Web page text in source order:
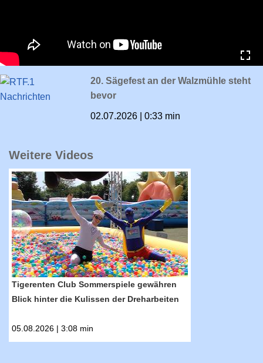
20. Sägefest an der Walzmühle steht
bevor
02.07.2026 | 0:33 min
Weitere Videos
RTF.1-Nachrichten: Tigerenten Club
Tigerenten Club Sommerspiele gewähren
Blick hinter die Kulissen der Dreharbeiten
05.08.2026 | 3:08 min